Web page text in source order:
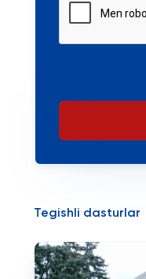
Tegishli dasturlar